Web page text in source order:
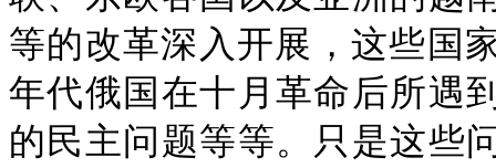
等的改革深入开展，这些国
年代俄国在十月革命后所遇
的民主问题等等。只是这些